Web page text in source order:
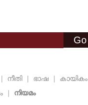
| നീതി | ഭാഷ | കായികം
| നിയമം